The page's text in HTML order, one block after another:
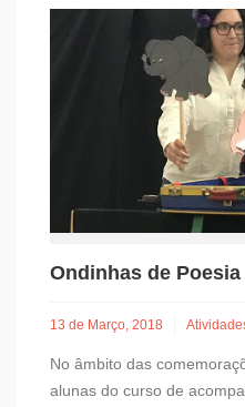
Ondinhas de Poesia
13 de Março, 2018
No âmbito das
alunas do curso de